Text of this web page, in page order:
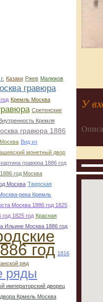
Казаки Ржев Малюков
гравюра
Кремль Москва
Сретенские
Кремля
гравюра 1886
Вид из
монетный двор
гравюра 1886 год
год Москва
Москва Тверская
река Кремль
Москва 1886 год 1825
1825 год Красная
Ильине Москва 1886 год
год 1816
ряд
ряды
императорский дворец
Крмель Москва
У